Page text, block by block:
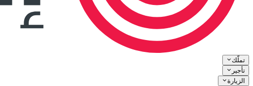
تملّك
تأجير
الزيارة